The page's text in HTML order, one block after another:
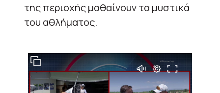
της περιοχής μαθαίνουν τα μυστικά
του αθλήματος.